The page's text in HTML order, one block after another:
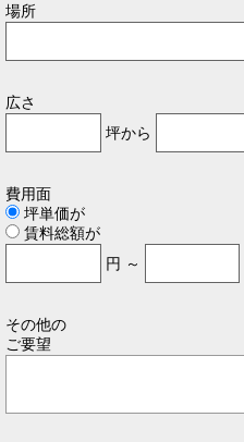
場所
広さ
坪から
費用面
坪単価が
賃料総額が
円 ～
その他の
ご要望